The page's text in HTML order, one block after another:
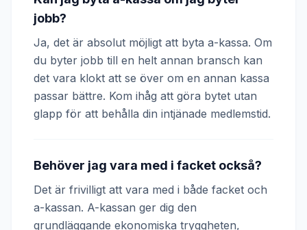
jobb?
Ja, det är absolut möjligt att byta a-kassa. Om
du byter jobb till en helt annan bransch kan
det vara klokt att se över om en annan kassa
passar bättre. Kom ihåg att göra bytet utan
glapp för att behålla din intjänade medlemstid.
Behöver jag vara med i facket också?
Det är frivilligt att vara med i både facket och
a-kassan. A-kassan ger dig den
grundläggande ekonomiska tryggheten,